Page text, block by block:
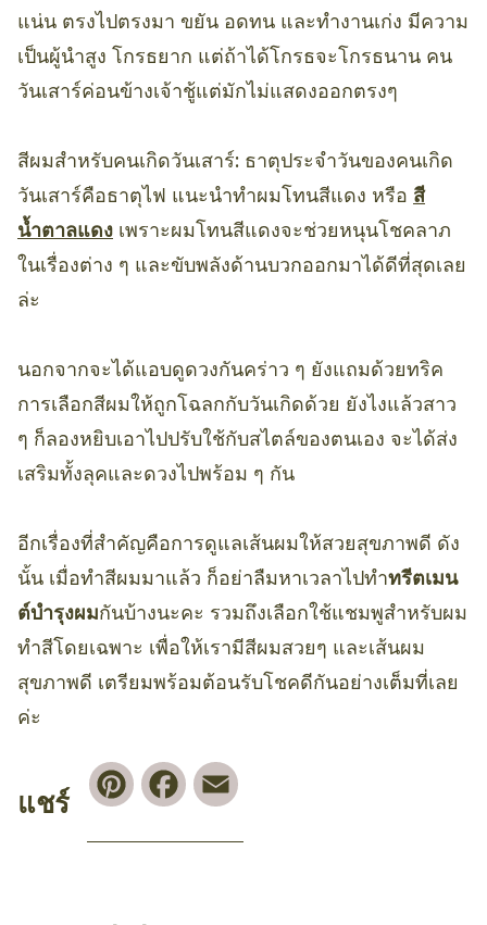
แน่น ตรงไปตรงมา ขยัน อดทน และทำงานเก่ง มีความ
เป็นผู้นำสูง โกรธยาก แต่ถ้าได้โกรธจะโกรธนาน คน
วันเสาร์ค่อนข้างเจ้าชู้แต่มักไม่แสดงออกตรงๆ
สีผมสำหรับคนเกิดวันเสาร์: ธาตุประจำวันของคนเกิด
วันเสาร์คือธาตุไฟ แนะนำทำผมโทนสีแดง หรือ สี
น้ำตาลแดง เพราะผมโทนสีแดงจะช่วยหนุนโชคลาภ
ในเรื่องต่าง ๆ และขับพลังด้านบวกออกมาได้ดีที่สุดเลย
ล่ะ
นอกจากจะได้แอบดูดวงกันคร่าว ๆ ยังแถมด้วยทริค
การเลือกสีผมให้ถูกโฉลกกับวันเกิดด้วย ยังไงแล้วสาว
ๆ ก็ลองหยิบเอาไปปรับใช้กับสไตล์ของตนเอง จะได้ส่ง
เสริมทั้งลุคและดวงไปพร้อม ๆ กัน
อีกเรื่องที่สำคัญคือการดูแลเส้นผมให้สวยสุขภาพดี ดัง
นั้น เมื่อทำสีผมมาแล้ว ก็อย่าลืมหาเวลาไปทำทรีตเมน
ต์บำรุงผมกันบ้างนะคะ รวมถึงเลือกใช้แชมพูสำหรับผม
ทำสีโดยเฉพาะ เพื่อให้เรามีสีผมสวยๆ และเส้นผม
สุขภาพดี เตรียมพร้อมต้อนรับโชคดีกันอย่างเต็มที่เลย
ค่ะ
แชร์
PinterestFacebook